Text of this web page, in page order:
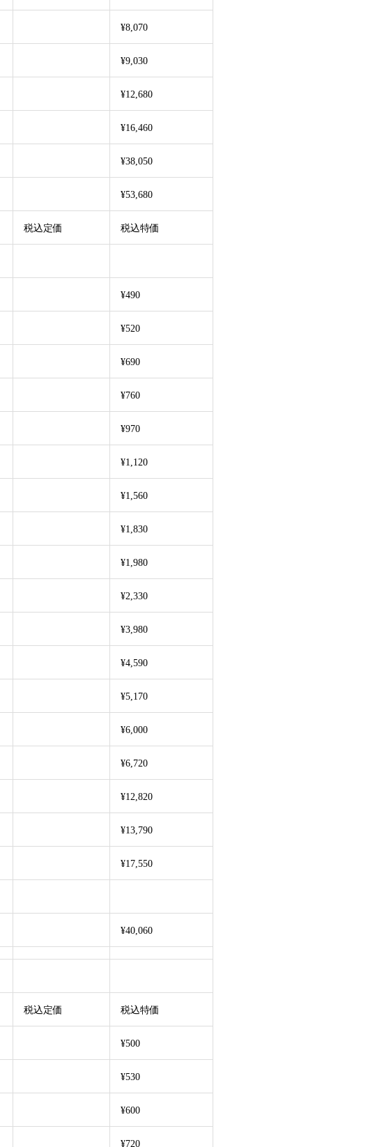
¥8,070
¥9,030
¥12,680
¥16,460
¥38,050
¥53,680
税込定価 税込特価
¥490
¥520
¥690
¥760
¥970
¥1,120
¥1,560
¥1,830
¥1,980
¥2,330
¥3,980
¥4,590
¥5,170
¥6,000
¥6,720
¥12,820
¥13,790
¥17,550
¥40,060
税込定価 税込特価
¥500
¥530
¥600
¥720